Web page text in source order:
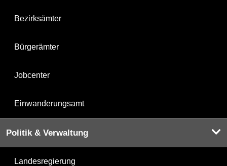
Bezirksämter
Bürgerämter
Jobcenter
Einwanderungsamt
Politik & Verwaltung
Landesregierung